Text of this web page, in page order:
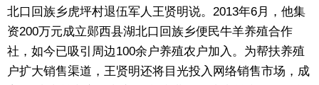
北口回族乡虎坪村退伍军人王贤明说。2013年6月，他集
资200万元成立郧西县湖北口回族乡便民牛羊养殖合作
社，如今已吸引周边100余户养殖农户加入。为帮扶养殖
户扩大销售渠道，王贤明还将目光投入网络销售市场，成